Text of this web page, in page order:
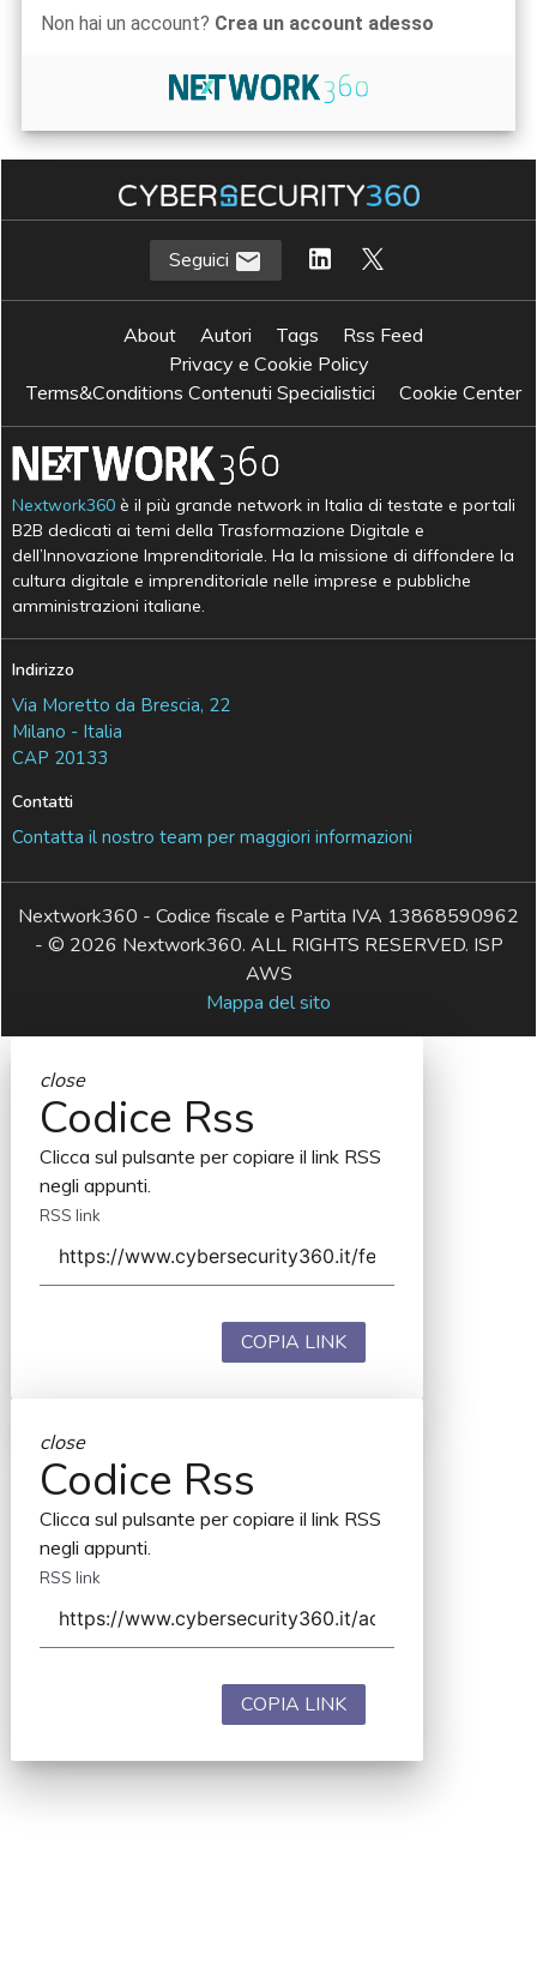
Non hai un account? Crea un account adesso
Seguici
About Autori Tags
Rss Feed
Privacy e Cookie Policy
Terms&Conditions Contenuti Specialistici
Cookie Center
Nextwork360 è il più grande network in Italia di testate e portali
B2B dedicati ai temi della Trasformazione Digitale e
dell’Innovazione Imprenditoriale. Ha la missione di diffondere la
cultura digitale e imprenditoriale nelle imprese e pubbliche
amministrazioni italiane.
Indirizzo
Via Moretto da Brescia, 22
Milano - Italia
CAP 20133
Contatti
Contatta il nostro team per maggiori informazioni
Nextwork360 - Codice fiscale e Partita IVA 13868590962
- © 2026 Nextwork360. ALL RIGHTS RESERVED. ISP
AWS
Mappa del sito
close
Codice Rss
Clicca sul pulsante per copiare il link RSS
negli appunti.
RSS link
COPIA LINK
close
Codice Rss
Clicca sul pulsante per copiare il link RSS
negli appunti.
RSS link
COPIA LINK